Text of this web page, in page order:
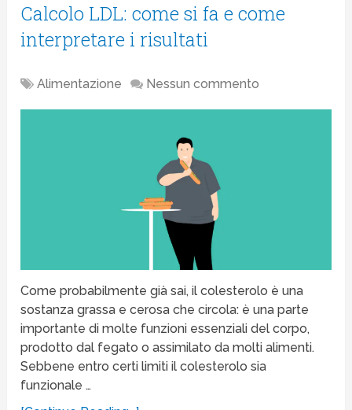
Calcolo LDL: come si fa e come
interpretare i risultati
Alimentazione Nessun commento
Come probabilmente già sai, il colesterolo è una
sostanza grassa e cerosa che circola: è una parte
importante di molte funzioni essenziali del corpo,
prodotto dal fegato o assimilato da molti alimenti.
Sebbene entro certi limiti il colesterolo sia
funzionale …